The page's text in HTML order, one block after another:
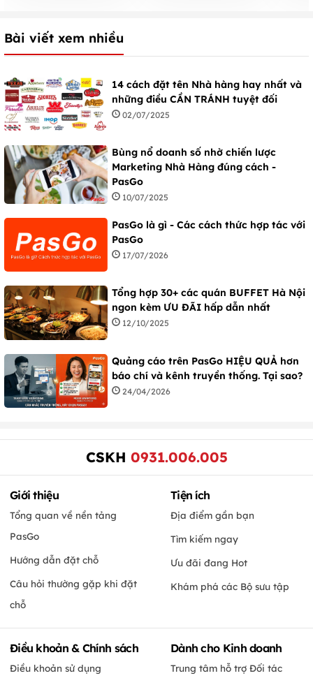
Bài viết xem nhiều
14 cách đặt tên Nhà hàng hay nhất và
những điều CẦN TRÁNH tuyệt đối
02/07/2025
Bùng nổ doanh số nhờ chiến lược
Marketing Nhà Hàng đúng cách -
PasGo
10/07/2025
PasGo là gì - Các cách thức hợp tác với
PasGo
17/07/2026
Tổng hợp 30+ các quán BUFFET Hà Nội
ngon kèm ƯU ĐÃI hấp dẫn nhất
12/10/2025
Quảng cáo trên PasGo HIỆU QUẢ hơn
báo chí và kênh truyền thống. Tại sao?
24/04/2026
CSKH 0931.006.005
Giới thiệu
Tổng quan về nền tảng
PasGo
Hướng dẫn đặt chỗ
Câu hỏi thường gặp khi đặt
chỗ
Tiện ích
Địa điểm gần bạn
Tìm kiếm ngay
Ưu đãi đang Hot
Khám phá các Bộ sưu tập
Điều khoản & Chính sách
Điều khoản sử dụng
Dành cho Kinh doanh
Trung tâm hỗ trợ Đối tác